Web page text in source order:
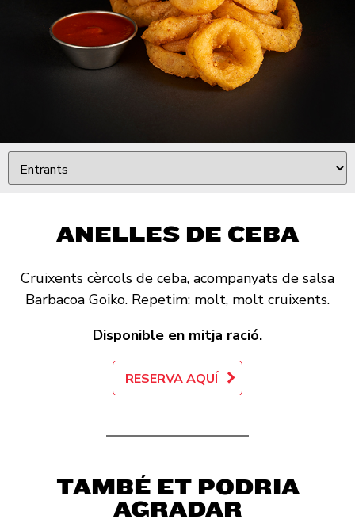
ANELLES DE CEBA
Cruixents cèrcols de ceba, acompanyats de salsa
Barbacoa Goiko. Repetim: molt, molt cruixents.
Disponible en mitja ració.
RESERVA AQUÍ
TAMBÉ ET PODRIA
AGRADAR